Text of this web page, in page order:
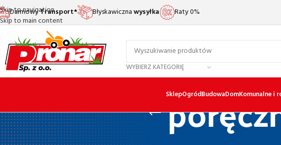
Skip to navigation
Skip to main content
DarmowyTransport* Błyskawicznawysyłka Raty 0%
WYBIERZ KATEGORIĘ
SklepOgródBudowaDomKomunalne i